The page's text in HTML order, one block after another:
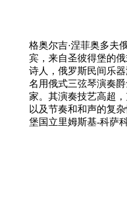
格奥尔吉·涅菲奥多夫
宾，来自圣彼得堡的
诗人，俄罗斯民间乐
名用俄式三弦琴演奏
家。其演奏技艺高超
以及节奏和和声的复
堡国立里姆斯基-科萨